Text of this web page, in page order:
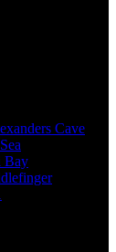
Cave
Bay